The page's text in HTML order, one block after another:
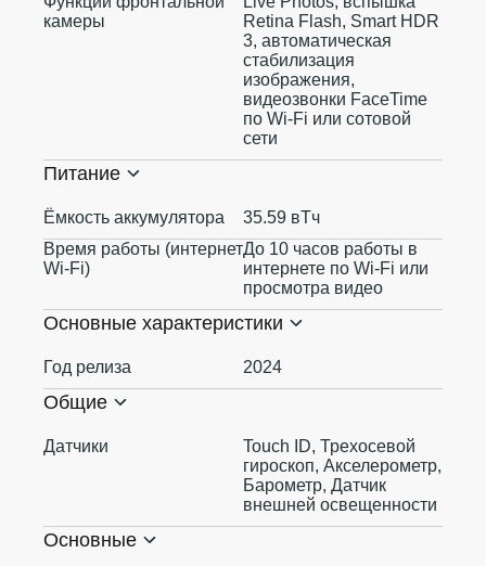
камеры
Retina Flash, Smart HDR
3, автоматическая
стабилизация
изображения,
видеозвонки FaceTime
по Wi‑Fi или сотовой
сети
Питание
Ёмкость аккумулятора
35.59 вТч
Время работы (интернет
Wi-Fi)
До 10 часов работы в
интернете по Wi‑Fi или
просмотра видео
Основные характеристики
Год релиза 2024
Общие
Датчики
Touch ID, Трехосевой
гироскоп, Акселерометр,
Барометр, Датчик
внешней освещенности
Основные